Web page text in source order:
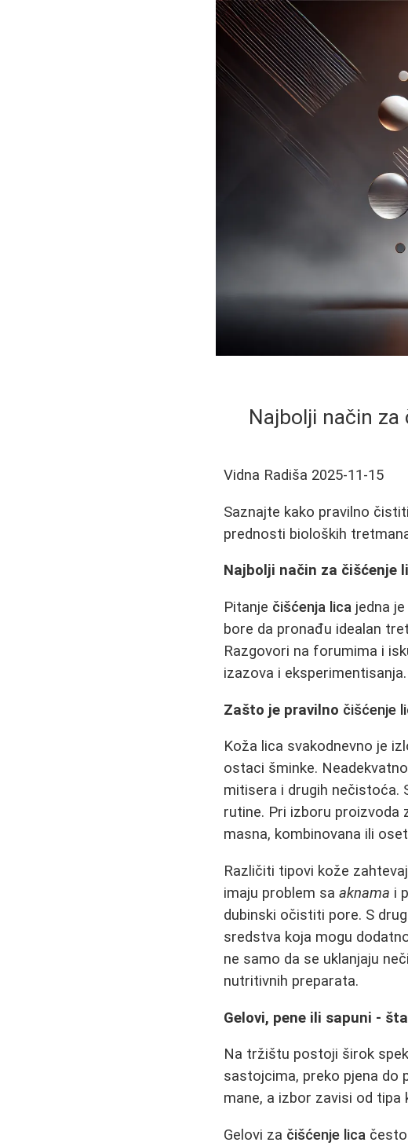
Najbolji način
Vidna Radiša 2025-11-15
Saznajte kako pravilno
prednosti bioloških
Najbolji način za čišćenje
Pitanje čišćenja lica jedna
bore da pronađu idealan
Razgovori na forumima i
izazova i eksperimentisanja.
Zašto je pravilno čišćenje
Koža lica svakodnevno je
ostaci šminke. Neadekvatno
mitisera i drugih nečistoća.
rutine. Pri izboru proizvoda
masna, kombinovana ili
Različiti tipovi kože
imaju problem saaknama i
dubinski očistiti pore. S
sredstva koja mogu
ne samo da se uklanjaju
nutritivnih preparata.
Gelovi, pene ili sapuni -
Na tržištu postoji širok
sastojcima, preko pjena do
mane, a izbor zavisi od tipa
Gelovi za čišćenje lica